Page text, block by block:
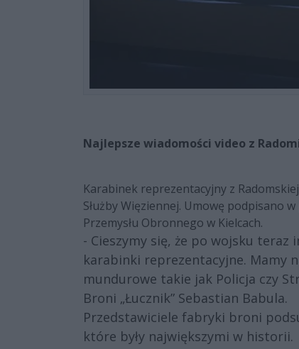
Najlepsze wiadomości video z
Karabinek reprezentacyjny z
Służby Więziennej. Umowę podpisano
Przemysłu Obronnego w Kielcach.
- Cieszymy się, że po wojsku teraz
karabinki reprezentacyjne. Mamy
mundurowe takie jak Policja czy
Broni „Łucznik” Sebastian Babula.
Przedstawiciele fabryki broni
które były największymi w historii.